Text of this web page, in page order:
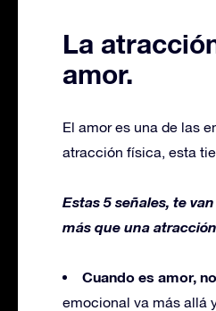
La
amor.
El amor es una de las
atracción física, esta
Estas 5 señales, te
más que una
Cuando es amor,
emocional va más allá